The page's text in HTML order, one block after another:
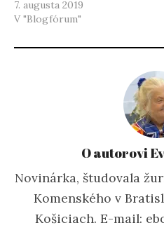
7. augusta 2019
V "Blogfórum"
O autorovi
Novinárka, študovala
Komenského v
Košiciach. E-mail: